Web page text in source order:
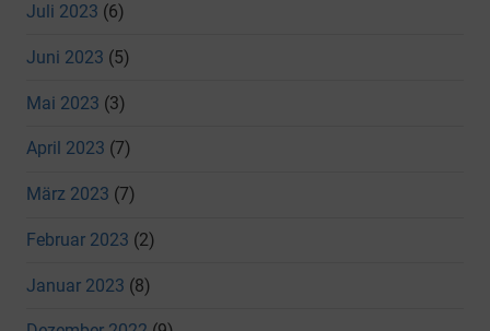
Juli 2023 (6)
Juni 2023 (5)
Mai 2023 (3)
April 2023 (7)
März 2023 (7)
Februar 2023 (2)
Januar 2023 (8)